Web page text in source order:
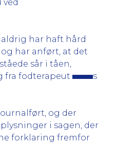
har haft hård
har anført, at det
sår i tåen,
fra fodterapeut
s
og der
i sagen, der
forklaring fremfor